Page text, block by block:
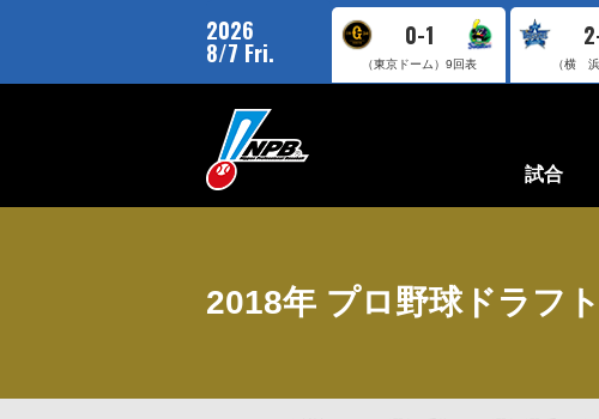
2026
8/7 Fri.
0-1
（東京ドーム） 9回表 （横 浜
試合
2018年 プロ野球ドラフ